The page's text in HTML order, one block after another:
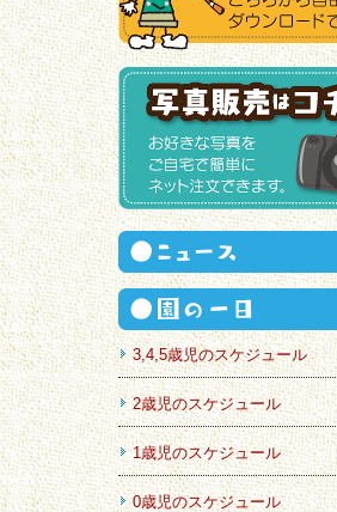
3,4,5歳児のスケジュール
2歳児のスケジュール
1歳児のスケジュール
0歳児のスケジュール